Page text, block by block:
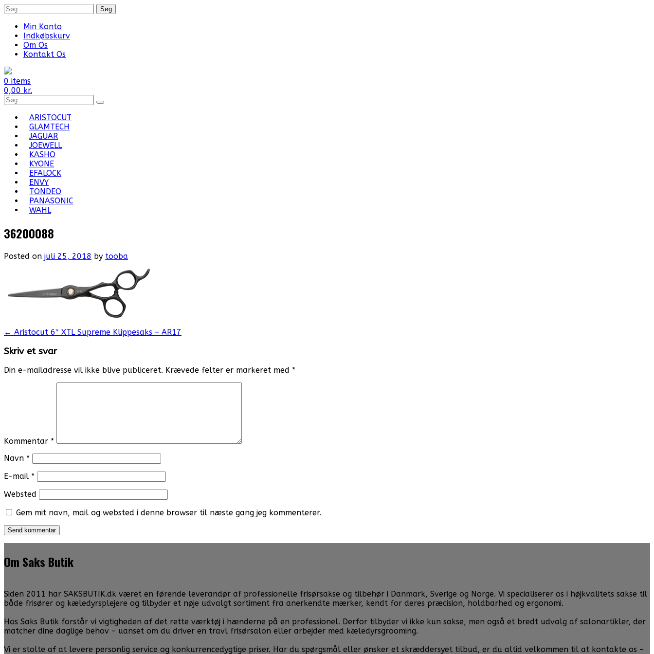
Skip
to
content
Søg
efter:
Min Konto
Indkøbskurv
Om Os
Kontakt Os
0 items
0,00 kr.
Search
for
Products:ARISTOCUT
GLAMTECH
JAGUAR
JOEWELL
KASHO
KYONE
EFALOCK
ENVY
TONDEO
PANASONIC
WAHL
36200088
Posted on juli 25, 2018 by tooba
Post
navigation
← Aristocut 6″ XTL Supreme Klippesaks – AR17
Skriv et svar
Din e-mailadresse vil ikke blive publiceret. Krævede felter er markeret med *
Kommentar *
Navn *
E-mail *
Websted
Gem mit navn, mail og websted i denne browser til næste gang jeg kommenterer.
Om Saks Butik
Siden 2011 har SAKSBUTIK.dk været en førende leverandør af professionelle frisørsakse og tilbehør i Danmark, Sverige og Norge. Vi specialiserer os i højkvalitets sakse til
både frisører og kæledyrsplejere og tilbyder et nøje udvalgt sortiment fra anerkendte mærker, kendt for deres præcision, holdbarhed og ergonomi.
Hos Saks Butik forstår vi vigtigheden af det rette værktøj i hænderne på en professionel. Derfor tilbyder vi ikke kun sakse, men også et bredt udvalg af salonartikler, der
matcher dine daglige behov – uanset om du driver en travl frisørsalon eller arbejder med kæledyrsgrooming.
Vi er stolte af at levere personlig service og konkurrencedygtige priser. Har du spørgsmål eller ønsker et skræddersyet tilbud, er du altid velkommen til at kontakte os –